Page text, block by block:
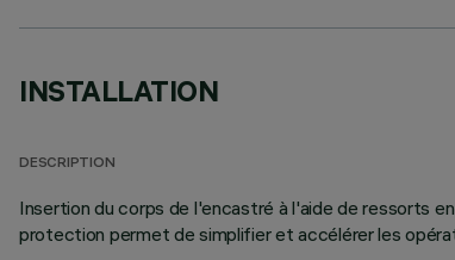
INSTALLATION
DESCRIPTION
Insertion du corps de l'encastré à l'aide de ressorts
protection permet de simplifier et accélérer les